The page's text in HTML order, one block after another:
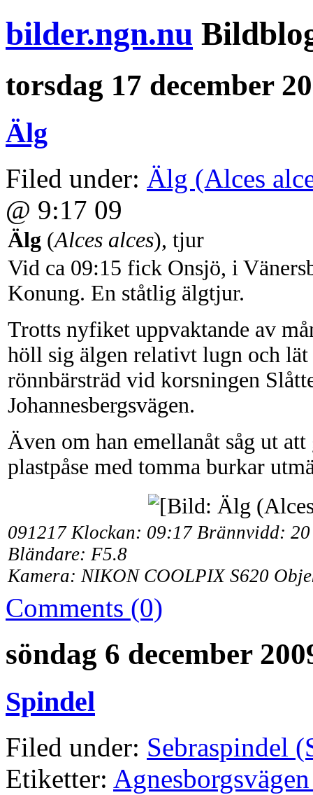
bilder.ngn.nu
torsdag 17 december
Älg
Filed under: Älg (Alces
@ 9:17 09
Älg (Alces alces), tjur
Vid ca 09:15 fick Onsjö, i
Konung. En ståtlig älgtjur.
Trotts nyfiket uppvaktande av
höll sig älgen relativt lugn och lät
rönnbärsträd vid korsningen
Johannesbergsvägen.
Även om han emellanåt såg ut
plastpåse med tomma burkar
091217 Klockan: 09:17 Brännvidd:
Bländare: F5.8
Kamera: NIKON COOLPIX S620
Comments (0)
söndag 6 december
Spindel
Filed under: Sebraspindel
Etiketter: